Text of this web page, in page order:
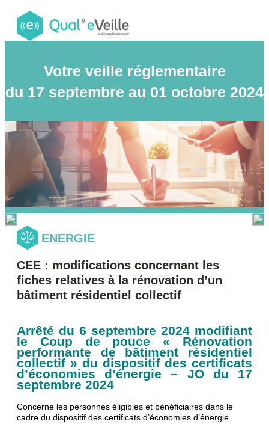
Votre veille réglementaire
du 17 septembre au 01 octobre 2024
ENERGIE
CEE : modifications concernant les
fiches relatives à la rénovation d’un
bâtiment résidentiel collectif
Arrêté du 6 septembre 2024 modifiant
le Coup de pouce « Rénovation
performante de bâtiment résidentiel
collectif » du dispositif des certificats
d’économies d’énergie – JO du 17
septembre 2024
Concerne les personnes éligibles et bénéficiaires dans le
cadre du dispositif des certificats d’économies d’énergie.